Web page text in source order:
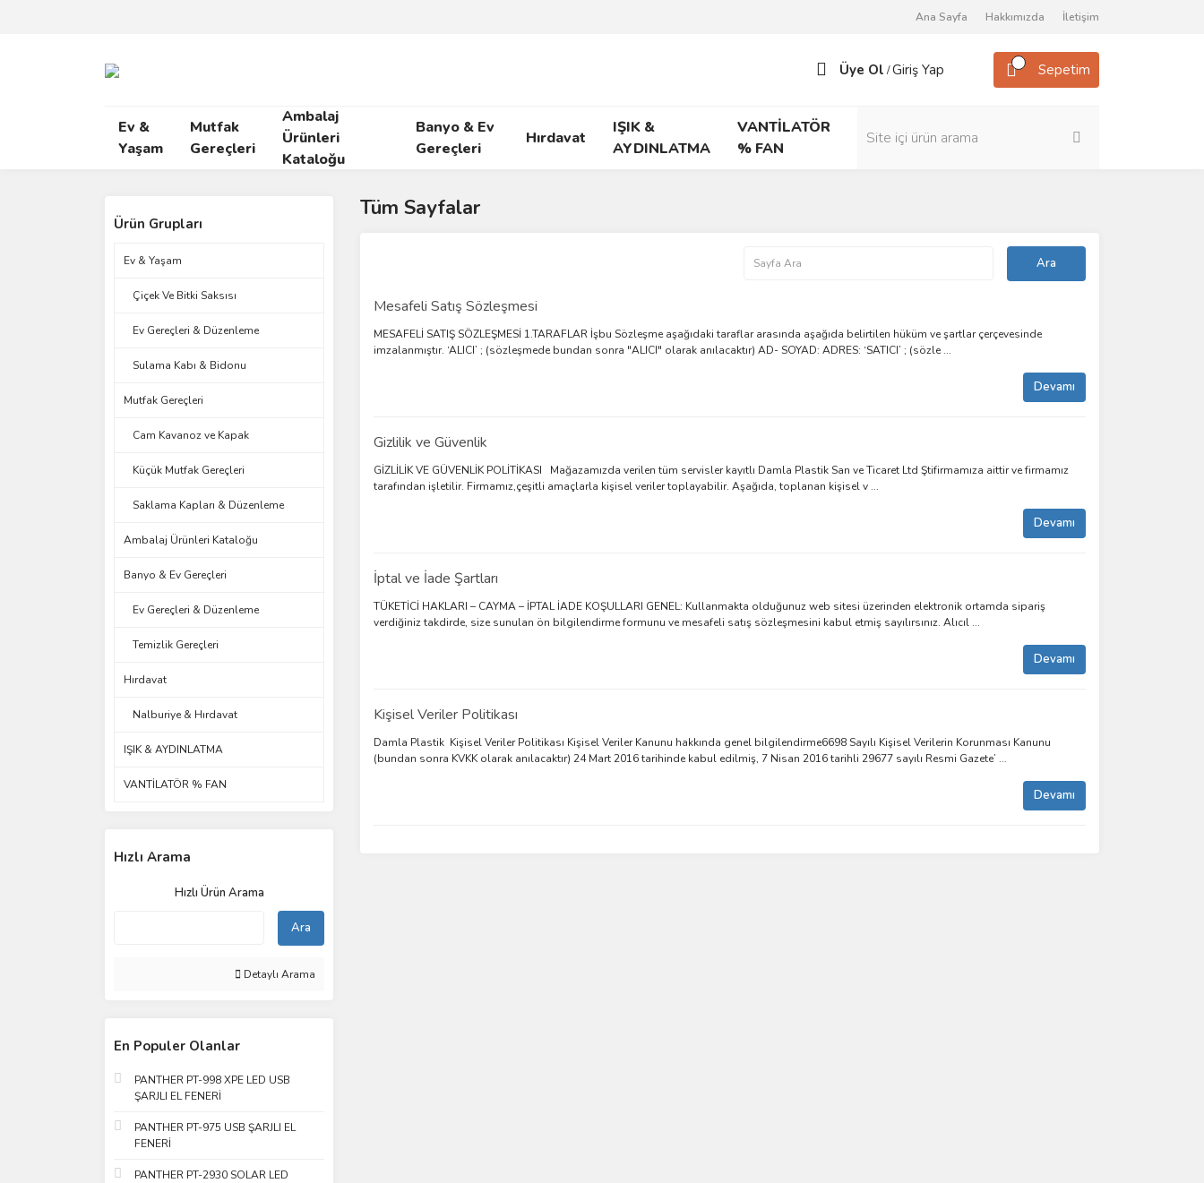
Ana Sayfa Hakkımızda İletişim
Üye Ol /Giriş Yap Sepetim
Ev &
Yaşam
Mutfak
Gereçleri
Ambalaj
Ürünleri
Kataloğu
Banyo & Ev
Gereçleri
Hırdavat
IŞIK &
AYDINLATMA
VANTİLATÖR
% FAN
Ürün Grupları
Ev & Yaşam
Çiçek Ve Bitki Saksısı
Ev Gereçleri & Düzenleme
Sulama Kabı & Bidonu
Mutfak Gereçleri
Cam Kavanoz ve Kapak
Küçük Mutfak Gereçleri
Saklama Kapları & Düzenleme
Ambalaj Ürünleri Kataloğu
Banyo & Ev Gereçleri
Ev Gereçleri & Düzenleme
Temizlik Gereçleri
Hırdavat
Nalburiye & Hırdavat
IŞIK & AYDINLATMA
VANTİLATÖR % FAN
Hızlı Arama
Hızlı Ürün Arama
Ara
Detaylı Arama
En Populer Olanlar
PANTHER PT-998 XPE LED USB
ŞARJLI EL FENERİ
PANTHER PT-975 USB ŞARJLI EL
FENERİ
PANTHER PT-2930 SOLAR LED
Tüm Sayfalar
Mesafeli Satış Sözleşmesi
MESAFELİ SATIŞ SÖZLEŞMESİ 1.TARAFLAR İşbu Sözleşme aşağıdaki taraflar arasında aşağıda belirtilen hüküm ve şartlar çerçevesinde
imzalanmıştır. ‘ALICI’ ; (sözleşmede bundan sonra "ALICI" olarak anılacaktır) AD- SOYAD: ADRES: ‘SATICI’ ; (sözle ...
Devamı
Gizlilik ve Güvenlik
GİZLİLİK VE GÜVENLİK POLİTİKASI Mağazamızda verilen tüm servisler kayıtlı Damla Plastik San ve Ticaret Ltd Ştifirmamıza aittir ve firmamız
tarafından işletilir. Firmamız,çeşitli amaçlarla kişisel veriler toplayabilir. Aşağıda, toplanan kişisel v ...
Devamı
İptal ve İade Şartları
TÜKETİCİ HAKLARI – CAYMA – İPTAL İADE KOŞULLARI GENEL: Kullanmakta olduğunuz web sitesi üzerinden elektronik ortamda sipariş
verdiğiniz takdirde, size sunulan ön bilgilendirme formunu ve mesafeli satış sözleşmesini kabul etmiş sayılırsınız. Alıcıl ...
Devamı
Kişisel Veriler Politikası
Damla Plastik Kişisel Veriler Politikası Kişisel Veriler Kanunu hakkında genel bilgilendirme6698 Sayılı Kişisel Verilerin Korunması Kanunu
(bundan sonra KVKK olarak anılacaktır) 24 Mart 2016 tarihinde kabul edilmiş, 7 Nisan 2016 tarihli 29677 sayılı Resmi Gazete’ ...
Devamı